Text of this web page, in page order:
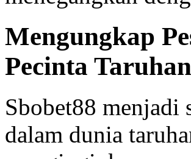
Mengungkap
Pecinta
Sbobet88
dalam dunia